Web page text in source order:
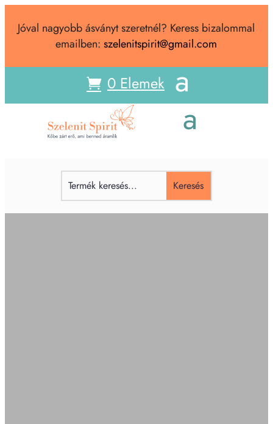
Jóval nagyobb ásványt szeretnél? Keress bizalommal
emailben: szelenitspirit@gmail.com
0 Elemek